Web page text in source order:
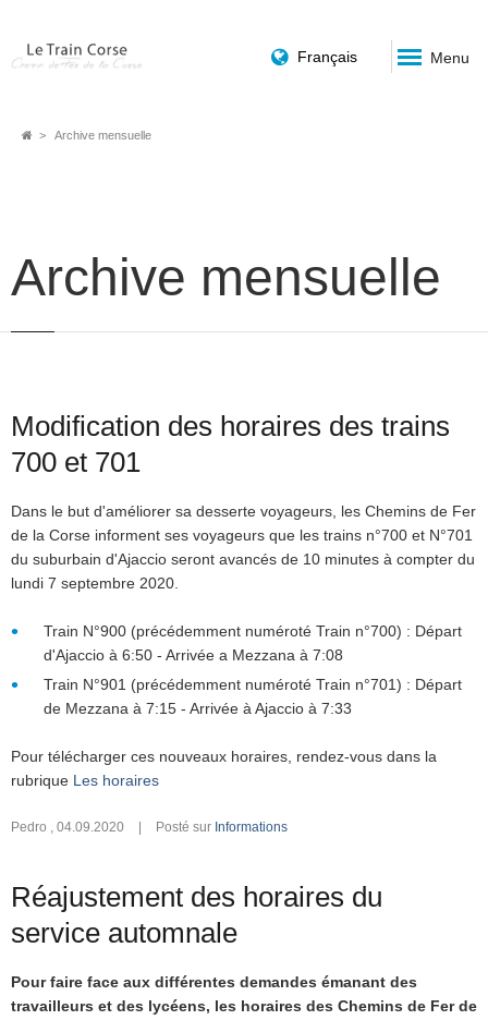
Français Menu
FilArchive mensuelle
Archive mensuelle
Modification des horaires des trains
700 et 701
Dans le but d'améliorer sa desserte voyageurs, les Chemins de Fer
de la Corse informent ses voyageurs que les trains n°700 et N°701
du suburbain d'Ajaccio seront avancés de 10 minutes à compter du
lundi 7 septembre 2020.
Train N°900 (précédemment numéroté Train n°700) : Départ
d'Ajaccio à 6:50 - Arrivée a Mezzana à 7:08
Train N°901 (précédemment numéroté Train n°701) : Départ
de Mezzana à 7:15 - Arrivée à Ajaccio à 7:33
Pour télécharger ces nouveaux horaires, rendez-vous dans la
rubrique Les horaires
Pedro , 04.09.2020 Posté sur Informations
Réajustement des horaires du
service automnale
Pour faire face aux différentes demandes émanant des
travailleurs et des lycéens, les horaires des Chemins de Fer de